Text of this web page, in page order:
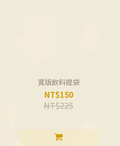
寬版飲料提袋
NT$150
NT$225